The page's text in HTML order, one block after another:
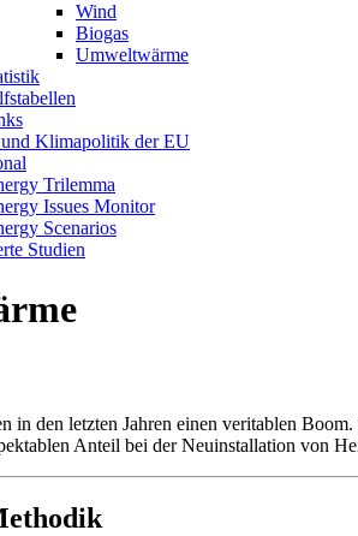
Wind
Biogas
Umweltwärme
Klimapolitik der EU
Trilemma
Issues Monitor
Scenarios
Studien
in den letzten Jahren einen veritablen
Anteil bei der Neuinstallation von